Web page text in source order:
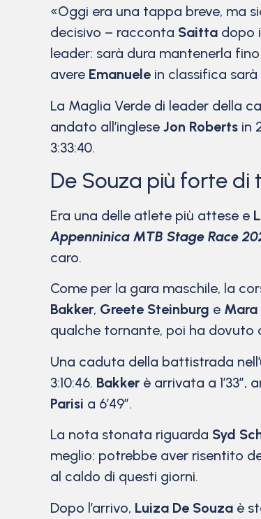
«Oggi era una tappa breve, ma
decisivo – racconta Saitta dopo
leader: sarà dura mantenerla
avere Emanuele in classifica
La Maglia Verde di leader della
andato all’inglese Jon Roberts in
3:33:40.
De Souza più forte di
Era una delle atlete più attese e
Appenninica MTB Stage Race
caro.
Come per la gara maschile, la
Bakker, Greete Steinburg e Mara
qualche tornante, poi ha dovuto
Una caduta della battistrada
3:10:46. Bakker è arrivata a
Parisi a 6’49”.
La nota stonata riguarda Syd
meglio: potrebbe aver risentito
al caldo di questi giorni.
Dopo l’arrivo, Luiza De Souza è